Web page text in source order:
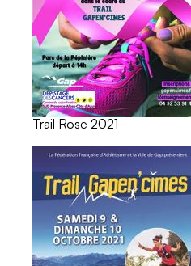
Trail Rose 2021